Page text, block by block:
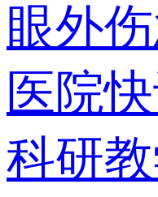
眼外
医院
科研